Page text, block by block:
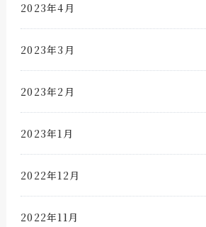
2023年4月
2023年3月
2023年2月
2023年1月
2022年12月
2022年11月